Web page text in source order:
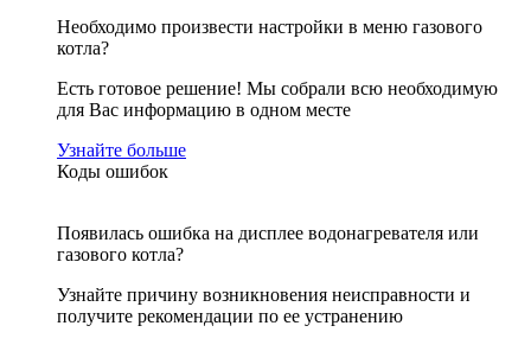
Необходимо произвести настройки в меню газового
котла?
Есть готовое решение! Мы собрали всю необходимую
для Вас информацию в одном месте
Узнайте больше
Коды ошибок
Появилась ошибка на дисплее водонагревателя или
газового котла?
Узнайте причину возникновения неисправности и
получите рекомендации по ее устранению